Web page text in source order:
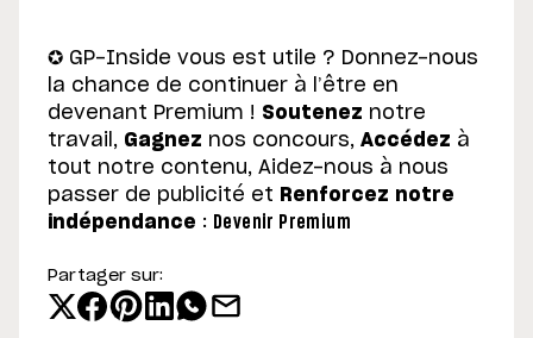
✪ GP-Inside vous est utile ? Donnez-nous
la chance de continuer à l’être en
devenant Premium ! Soutenez notre
travail, Gagnez nos concours, Accédez à
tout notre contenu, Aidez-nous à nous
passer de publicité et Renforcez notre
indépendance : Devenir Premium
Partager sur: